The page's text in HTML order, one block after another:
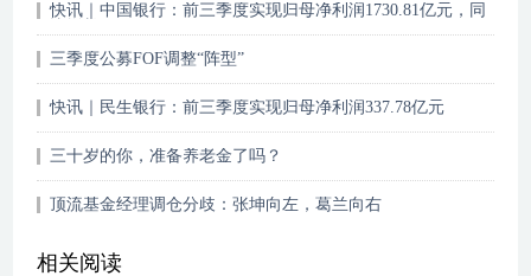
快讯｜中国银行：前三季度实现归母净利润1730.81亿元，同
三季度公募FOF调整“阵型”
快讯｜民生银行：前三季度实现归母净利润337.78亿元
三十岁的你，准备养老金了吗？
顶流基金经理调仓分歧：张坤向左，葛兰向右
相关阅读